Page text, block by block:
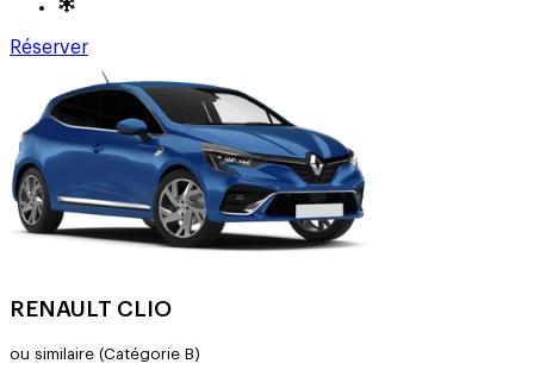
Réserver
RENAULT CLIO
ou similaire (Catégorie B)